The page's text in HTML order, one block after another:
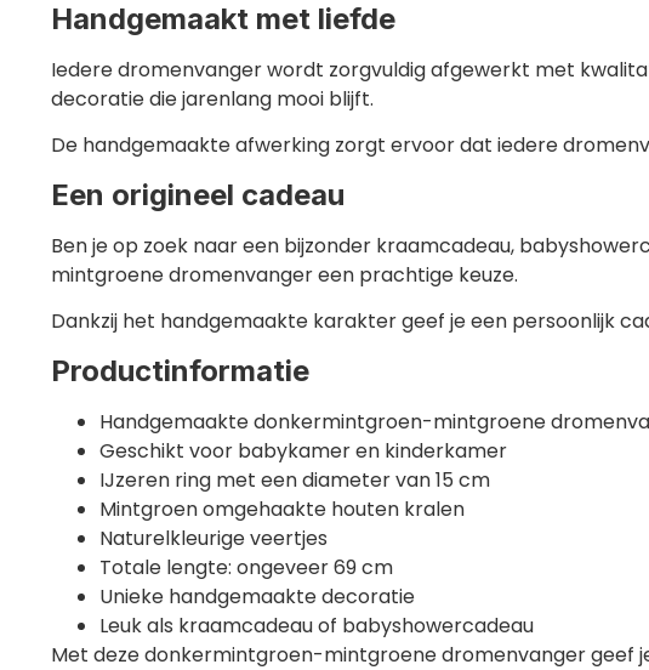
Handgemaakt met liefde
Iedere dromenvanger wordt zorgvuldig afgewerkt met
decoratie die jarenlang mooi blijft.
De handgemaakte afwerking zorgt ervoor dat iedere
Een origineel cadeau
Ben je op zoek naar een bijzonder kraamcadeau,
mintgroene dromenvanger een prachtige keuze.
Dankzij het handgemaakte karakter geef je een persoonlijk
Productinformatie
Handgemaakte donkermintgroen-mintgroene
Geschikt voor babykamer en kinderkamer
IJzeren ring met een diameter van 15 cm
Mintgroen omgehaakte houten kralen
Naturelkleurige veertjes
Totale lengte: ongeveer 69 cm
Unieke handgemaakte decoratie
Leuk als kraamcadeau of babyshowercadeau
Met deze donkermintgroen-mintgroene dromenvanger geef